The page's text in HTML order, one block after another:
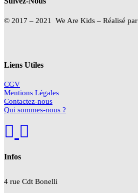
Infos
4 rue Cdt Bonelli
Liens Utiles
CGV
Mentions Légales
Contactez-nous
Qui sommes-nous ?
© 2017 – 2021 We Are Kids – Réalisé par